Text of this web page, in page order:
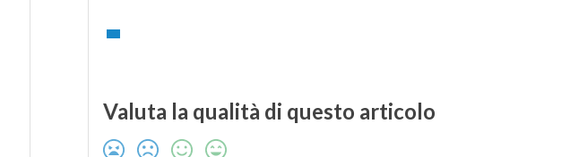
Valuta la qualità di questo articolo